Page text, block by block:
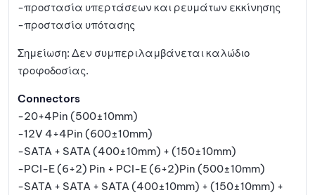
-προστασία υπερτάσεων και ρευμάτων εκκίνησης
-προστασία υπότασης
Σημείωση: Δεν συμπεριλαμβάνεται καλώδιο
τροφοδοσίας.
Connectors
-20+4Pin (500±10mm)
-12V 4+4Pin (600±10mm)
-SATA + SATA (400±10mm) + (150±10mm)
-PCI-E (6+2) Pin + PCI-E (6+2)Pin (500±10mm)
-SATA + SATA + SATA (400±10mm) + (150±10mm) +